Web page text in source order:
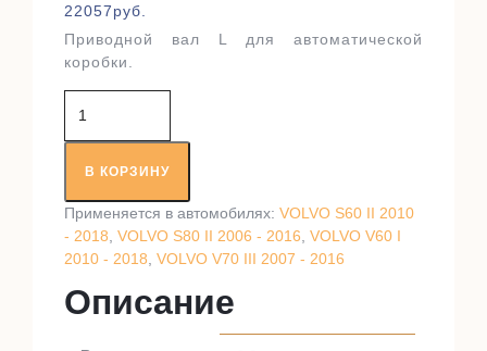
22057руб.
Приводной вал L для автоматической
коробки.
товара
Приводной
валВ КОРЗИНУ
Применяется в автомобилях: VOLVO S60 II 2010
- 2018 VOLVO S80 II 2006 - 2016 VOLVO V60 I
2010 - 2018 VOLVO V70 III 2007 - 2016
Описание